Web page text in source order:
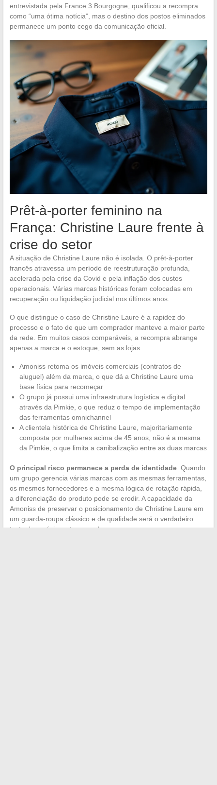
entrevistada pela France 3 Bourgogne, qualificou a recompra
como “uma ótima notícia”, mas o destino dos postos eliminados
permanece um ponto cego da comunicação oficial.
Prêt-à-porter feminino na
França: Christine Laure frente à
crise do setor
A situação de Christine Laure não é isolada. O prêt-à-porter
francês atravessa um período de reestruturação profunda,
acelerada pela crise da Covid e pela inflação dos custos
operacionais. Várias marcas históricas foram colocadas em
recuperação ou liquidação judicial nos últimos anos.
O que distingue o caso de Christine Laure é a rapidez do
processo e o fato de que um comprador manteve a maior parte
da rede. Em muitos casos comparáveis, a recompra abrange
apenas a marca e o estoque, sem as lojas.
Amoniss retoma os imóveis comerciais (contratos de
aluguel) além da marca, o que dá a Christine Laure uma
base física para recomeçar
O grupo já possui uma infraestrutura logística e digital
através da Pimkie, o que reduz o tempo de implementação
das ferramentas omnichannel
A clientela histórica de Christine Laure, majoritariamente
composta por mulheres acima de 45 anos, não é a mesma
da Pimkie, o que limita a canibalização entre as duas marcas
O principal risco permanece a perda de identidade. Quando
um grupo gerencia várias marcas com as mesmas ferramentas,
os mesmos fornecedores e a mesma lógica de rotação rápida,
a diferenciação do produto pode se erodir. A capacidade da
Amoniss de preservar o posicionamento de Christine Laure em
um guarda-roupa clássico e de qualidade será o verdadeiro
teste das próximas temporadas.